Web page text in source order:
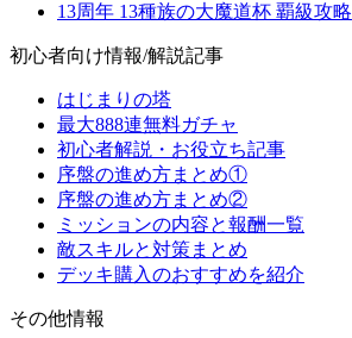
13周年 13種族の大魔道杯 覇級攻略
初心者向け情報/解説記事
はじまりの塔
最大888連無料ガチャ
初心者解説・お役立ち記事
序盤の進め方まとめ①
序盤の進め方まとめ②
ミッションの内容と報酬一覧
敵スキルと対策まとめ
デッキ購入のおすすめを紹介
その他情報